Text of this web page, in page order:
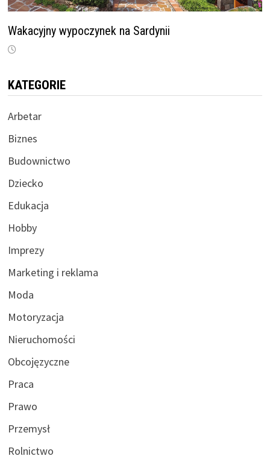
Wakacyjny wypoczynek na Sardynii
KATEGORIE
Arbetar
Biznes
Budownictwo
Dziecko
Edukacja
Hobby
Imprezy
Marketing i reklama
Moda
Motoryzacja
Nieruchomości
Obcojęzyczne
Praca
Prawo
Przemysł
Rolnictwo